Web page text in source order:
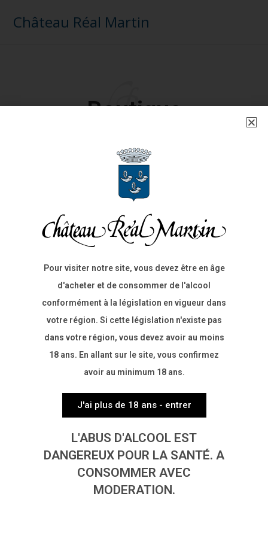
Château Réal Martin
Boutique
LIVRAISON RAPIDE
EN DIRECT DE LA PROPRIÉTÉ
4476 Route de Barjols
83143 Le Val
FRANCE
Suivez nous
Pour visiter notre site, vous devez être en âge
d'acheter et de consommer de l'alcool
conformément à la législation en vigueur dans
votre région. Si cette législation n'existe pas
dans votre région, vous devez avoir au moins
18 ans. En allant sur le site, vous confirmez
avoir au minimum 18 ans.
J'ai plus de 18 ans - entrer
L'ABUS D'ALCOOL EST
DANGEREUX POUR LA SANTÉ. A
CONSOMMER AVEC
MODERATION.